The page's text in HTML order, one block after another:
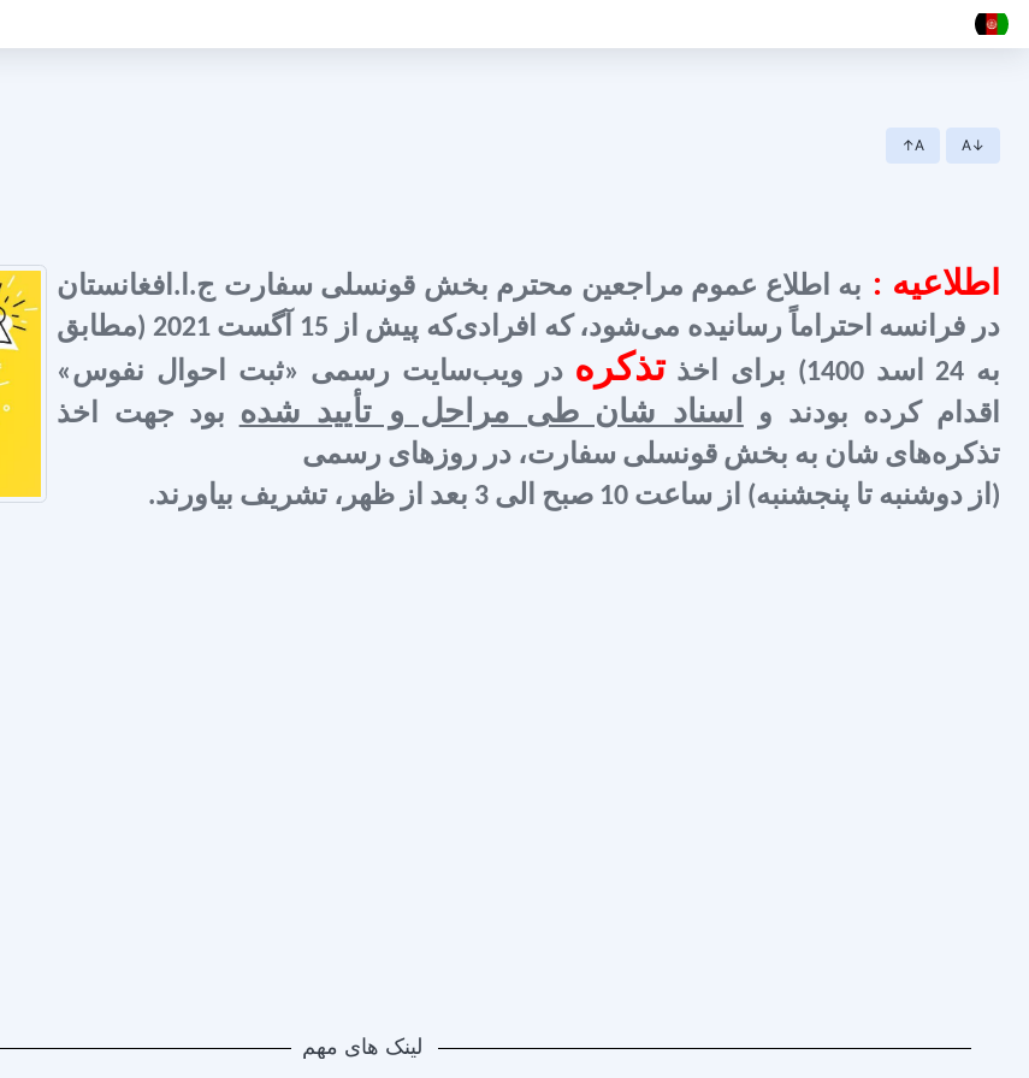
↑A A↓
اطلاعیه : به اطلاع عموم مراجعین محترم بخش قونسلی سفارت ج.ا.افغانستان
در فرانسه احتراماً رسانیده می‌شود، که افرادی‌که پیش از 15 آگست 2021 (مطابق
به 24 اسد 1400) برای اخذ
تذکره در ویب‌سایت رسمی «ثبت احوال نفوس»
اقدام کرده بودند و اسناد شان طی مراحل و تأیید شده
بود جهت اخذ
تذکره‌های شان به بخش قونسلی سفارت، در روزهای رسمی
(از دوشنبه تا پنجشنبه) از ساعت 10 صبح الی 3 بعد از ظهر، تشریف بیاورند.